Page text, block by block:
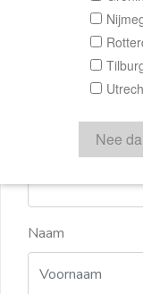
Door een bericht
aanbieder of
Naam
Nee